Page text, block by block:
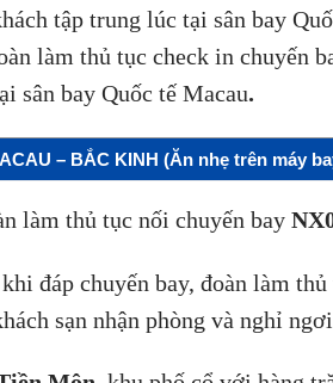
tập trung lúc tại sân bay
làm thủ tục check in chuyến
sân bay Quốc tế Macau.
– BẮC KINH (Ăn nhẹ trên máy
làm thủ tục nối chuyến bay
khi đáp chuyến bay, đoàn làm
sạn nhận phòng và nghỉ